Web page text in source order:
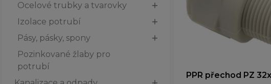
Ocelové trubky a tvarovky
Izolace potrubí
Pásy, pásky, spony
Pozinkované žlaby pro
potrubí
PPR přechod PZ